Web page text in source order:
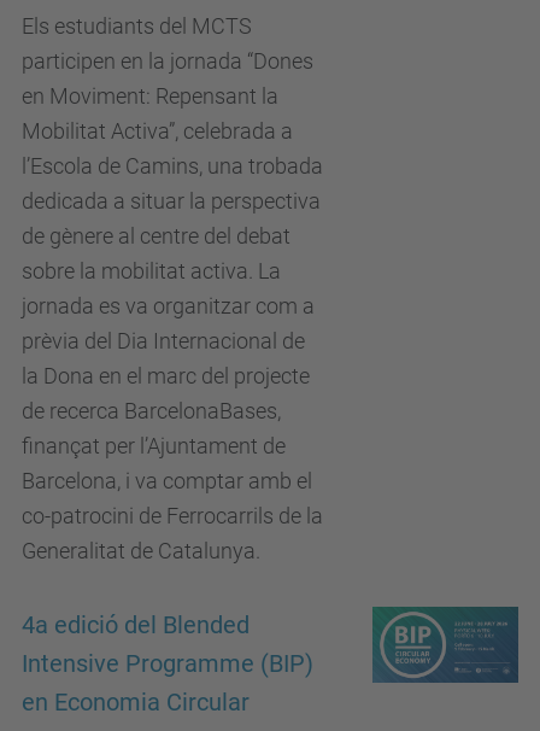
Els estudiants del MCTS
participen en la jornada “Dones
en Moviment: Repensant la
Mobilitat Activa”, celebrada a
l’Escola de Camins, una trobada
dedicada a situar la perspectiva
de gènere al centre del debat
sobre la mobilitat activa. La
jornada es va organitzar com a
prèvia del Dia Internacional de
la Dona en el marc del projecte
de recerca BarcelonaBases,
finançat per l’Ajuntament de
Barcelona, i va comptar amb el
co-patrocini de Ferrocarrils de la
Generalitat de Catalunya.
4a edició del Blended
Intensive Programme (BIP)
en Economia Circular